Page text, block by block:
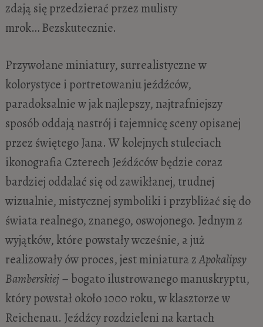
zdają się przedzierać przez mulisty
mrok… Bezskutecznie.
Przywołane miniatury, surrealistyczne w
kolorystyce i portretowaniu jeźdźców,
paradoksalnie w jak najlepszy, najtrafniejszy
sposób oddają nastrój i tajemnicę sceny opisanej
przez świętego Jana. W kolejnych stuleciach
ikonografia Czterech Jeźdźców będzie coraz
bardziej oddalać się od zawikłanej, trudnej
wizualnie, mistycznej symboliki i przybliżać się do
świata realnego, znanego, oswojonego. Jednym z
wyjątków, które powstały wcześnie, a już
realizowały ów proces, jest miniatura zApokalipsy
Bamberskiej– bogato ilustrowanego manuskryptu,
który powstał około 1000 roku, w klasztorze w
Reichenau. Jeźdźcy rozdzieleni na kartach